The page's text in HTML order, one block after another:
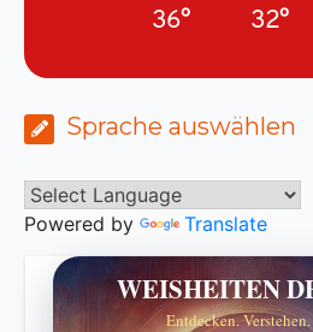
36° 32°
Sprache auswählen
Powered by Translate
WEISHEITEN
Entdecken.